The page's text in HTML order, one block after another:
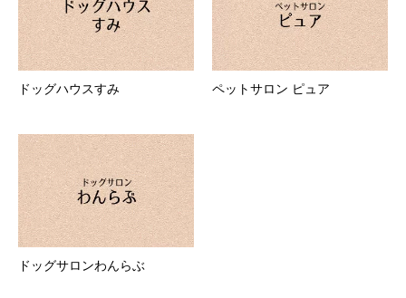
ドッグハウスすみ ペットサロン ピュア
ドッグサロンわんらぶ